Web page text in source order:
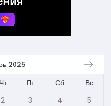
2025
Чт Пт Сб
Вс
2 3 4
5